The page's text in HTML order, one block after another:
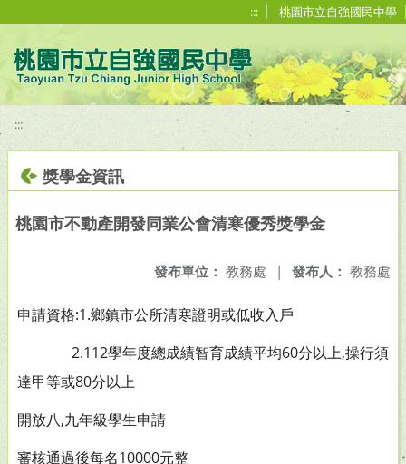
::: 桃園市立自強國民中學
:::
獎學金資訊
桃園市不動產開發同業公會清寒優秀獎學金
發布人： 教務處
發布單位： 教務處 |
申請資格:1.鄉鎮市公所清寒證明或低收入戶
2.112學年度總成績智育成績平均60分以上,操行須
達甲等或80分以上
開放八,九年級學生申請
審核通過後每名10000元整